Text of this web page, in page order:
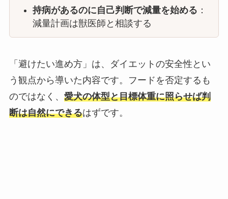
持病があるのに自己判断で減量を始める ：
減量計画は獣医師と相談する
「避けたい進め方」は、ダイエットの安全性とい
う観点から導いた内容です。フードを否定するも
のではなく、 愛犬の体型と目標体重に照らせば判
断は自然にできるはずです。